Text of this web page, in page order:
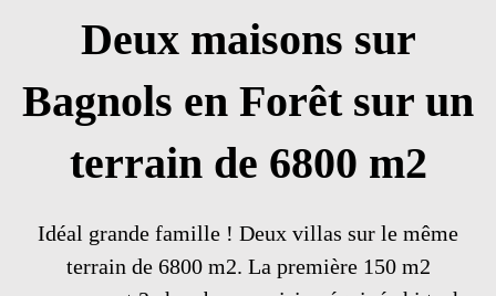
Deux maisons sur
Bagnols en Forêt sur un
terrain de 6800 m2
Idéal grande famille ! Deux villas sur le même
terrain de 6800 m2. La première 150 m2